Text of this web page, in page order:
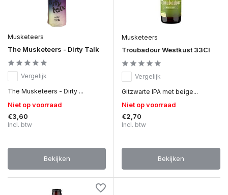
Musketeers
The Musketeers - Dirty Talk
Vergelijk
The Musketeers - Dirty ...
Niet op voorraad
€3,60
Incl. btw
Bekijken
Musketeers
Troubadour Westkust 33Cl
Vergelijk
Gitzwarte IPA met beige...
Niet op voorraad
€2,70
Incl. btw
Bekijken